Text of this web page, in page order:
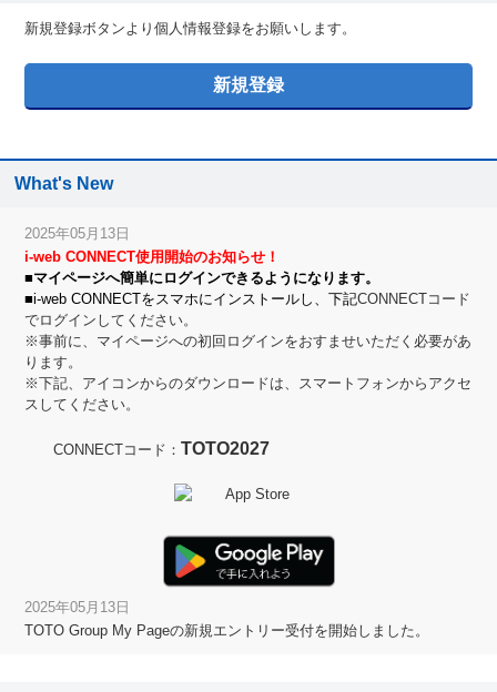
新規登録ボタンより個人情報登録をお願いします。
What's New
2025年05月13日
i-web CONNECT使用開始のお知らせ！
■マイページへ簡単にログインできるようになります。
■i-web CONNECTをスマホにインストールし、下記CONNECTコード
でログインしてください。
※事前に、マイページへの初回ログインをおすませいただく必要があ
ります。
※下記、アイコンからのダウンロードは、スマートフォンからアクセ
スしてください。
CONNECTコード： TOTO2027
2025年05月13日
TOTO Group My Pageの新規エントリー受付を開始しました。